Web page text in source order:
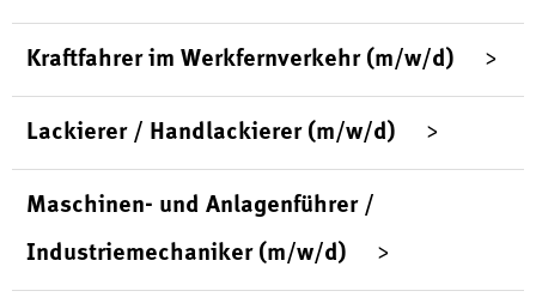
Kraftfahrer im Werkfernverkehr (m/w/d)
Lackierer / Handlackierer (m/w/d)
Maschinen- und Anlagenführer /
Industriemechaniker (m/w/d)